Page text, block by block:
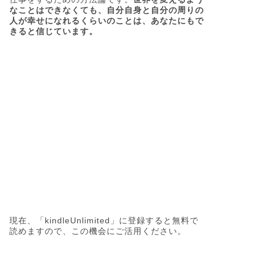
なことはできなくても、自分自身と自分の周りの
人が幸せになれるくらいのことは、あなたにもで
きると信じています。
現在、「kindleUnlimited」に登録すると無料で
読めますので、この機会にご活用ください。